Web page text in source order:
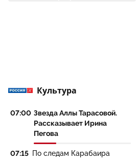
Культура
07:00 Звезда Аллы Тарасовой.
Рассказывает Ирина
Пегова
07:15 По следам Карабаира